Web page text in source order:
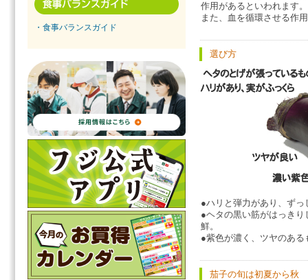
作用があるといわれます。
また、血を循環させる作
選び方
●ハリと弾力があり、ず
●ヘタの黒い筋がはっき
鮮。
●紫色が濃く、ツヤのあ
茄子の旬は初夏から秋
・食事バランスガイド